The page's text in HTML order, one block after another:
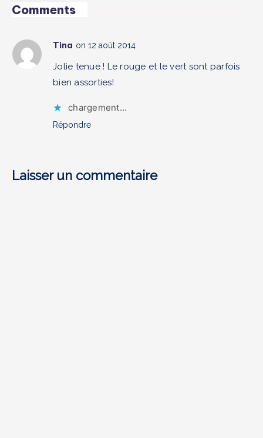
de
méditerranéen
Hobo
après
11
Comments
Tina on 12 août 2014
Jolie tenue ! Le rouge et le vert sont parfois
bien assorties!
chargement…
Répondre
Laisser un commentaire